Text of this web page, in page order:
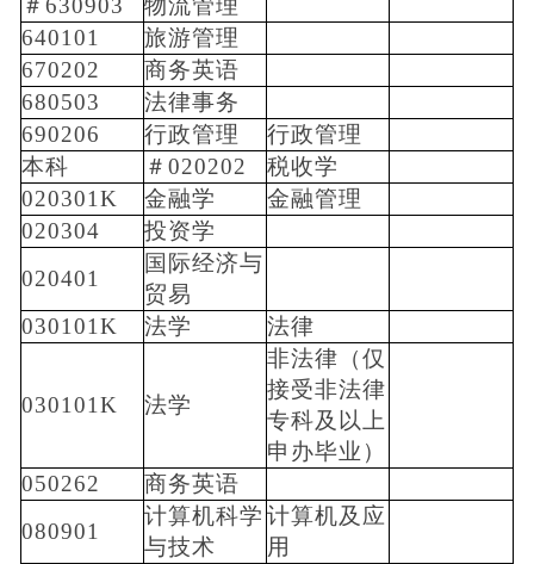
640101
旅游管理
670202
商务英语
680503
法律事务
690206
行政管理
行政管理
本科
＃020202
税收学
020301K
金融学
金融管理
020304
投资学
020401
国际经济与
贸易
030101K
法学 法律
030101K 法学
非法律（仅
接受非法律
专科及以上
申办毕业）
050262
商务英语
080901
计算机科学
与技术
计算机及应
用